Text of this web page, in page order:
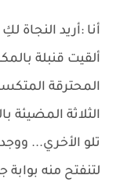
أنا :أريد
ألقيت قنبلة
المحترقة
الثلاثة
تلو الأخري...
لتنفتح منه